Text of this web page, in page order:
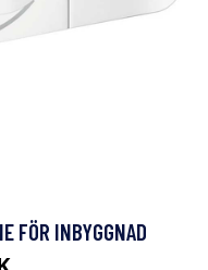
FÖR INBYGGNAD